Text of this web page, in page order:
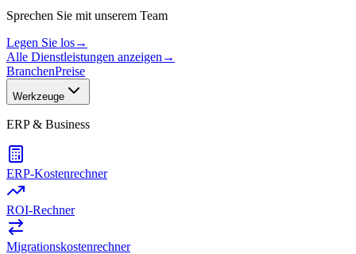
Sprechen Sie mit unserem Team
Legen Sie los→
Alle Dienstleistungen anzeigen →
BranchenPreise
Werkzeuge
ERP & Business
ERP-Kostenrechner
ROI-Rechner
Migrationskostenrechner